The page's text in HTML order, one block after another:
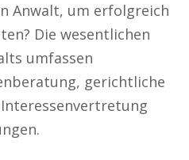
Anwalt, um erfolgreich
Die wesentlichen
umfassen
gerichtliche